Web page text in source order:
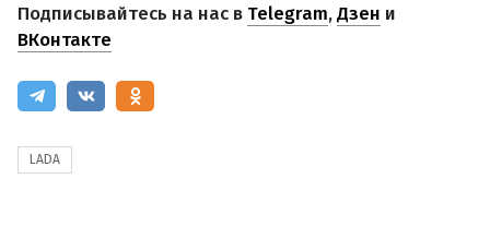
Подписывайтесь на нас в Telegram,Дзен и
ВКонтакте
LADA